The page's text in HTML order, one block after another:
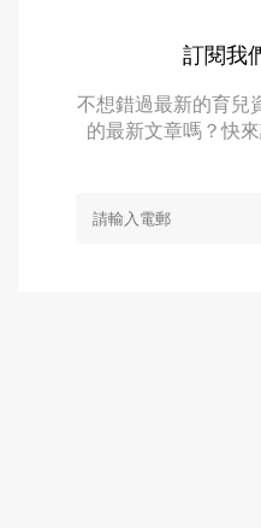
訂閱我
不想錯過最新的育兒
的最新文章嗎？快